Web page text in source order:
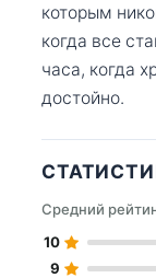
которым
когда все
часа, когда
достойно.
Средний
10
9